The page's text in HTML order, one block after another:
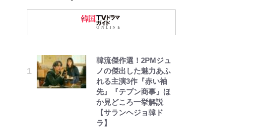
韓流傑作選！2PMジュ
ノの傑出した魅力あふ
れる主演3作『赤い袖
先』『テプン商事』ほ
か見どころ一挙解説
【サランヘジョ韓ド
ラ】